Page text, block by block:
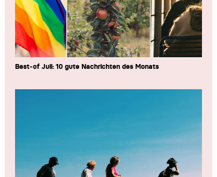
Best-of Juli: 10 gute Nachrichten des Monats